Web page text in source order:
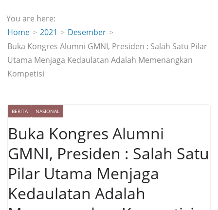
You are here:
Home
2021
Desember
Buka Kongres Alumni GMNI, Presiden : Salah Satu Pilar
Utama Menjaga Kedaulatan Adalah Memenangkan
Kompetisi
BERITA NASIONAL
Buka Kongres Alumni
GMNI, Presiden : Salah Satu
Pilar Utama Menjaga
Kedaulatan Adalah